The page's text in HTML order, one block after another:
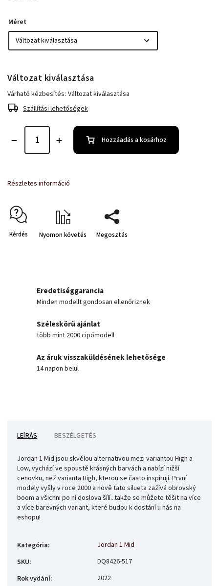
Méret
Változat kiválasztása
Várható kézbesítés: Változat kiválasztása
Szállítási lehetőségek
Hozzáadás a kosárhoz
Részletes információ
Kérdés Nyomon követés Megosztás
Eredetiséggarancia
Minden modellt gondosan ellenőriznek
Széleskörű ajánlat
több mint 2000 cipőmodell
Az áruk visszaküldésének lehetősége
14 napon belül
LEÍRÁS BESZÉLGETÉS
Jordan 1 Mid jsou skvělou alternativou mezi variantou High a
Low, vychází ve spoustě krásných barvách a nabízí nižší
cenovku, než varianta High, kterou se často inspirují. První
modely vyšly v roce 2000 a nově tato silueta zažívá obrovský
boom a všichni po ní doslova šílí...takže se můžete těšit na více
a více barevných variant, které budou k dostání u nás na
eshopu!
Kategória:
Jordan 1 Mid
SKU:
DQ8426-517
Rok vydání:
2022